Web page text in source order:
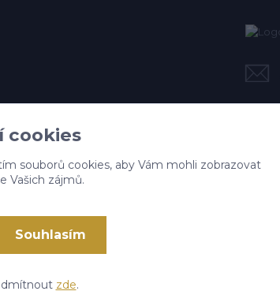
cookies
souborů cookies, aby Vám mohli zobrazovat
Vašich zájmů.
Souhlasím
zde.